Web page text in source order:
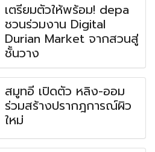
เตรียมตัวให้พร้อม! depa
ชวนร่วมงาน Digital
Durian Market จากสวนสู่
ชั้นวาง
สมูทอี เปิดตัว หลิง-ออม
ร่วมสร้างปรากฎการณ์ผิว
ใหม่